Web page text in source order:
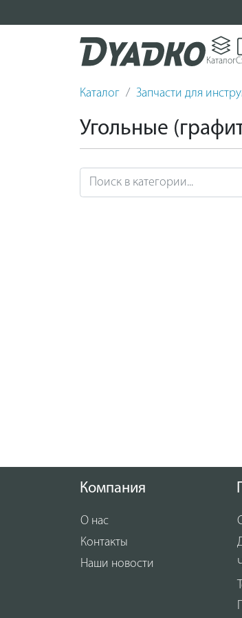
Каталог
Каталог Запчасти для
Угольные
Компания
О нас
Контакты
Наши новости